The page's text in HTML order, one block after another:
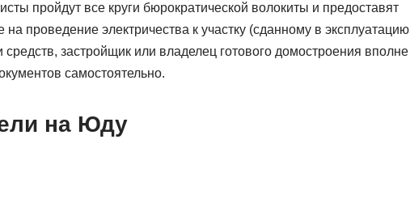
пройдут все круги бюрократической волокиты и предоставят
проведение электричества к участку (сданному в эксплуатацию
застройщик или владелец готового домостроения вполне
самостоятельно.
на Юду